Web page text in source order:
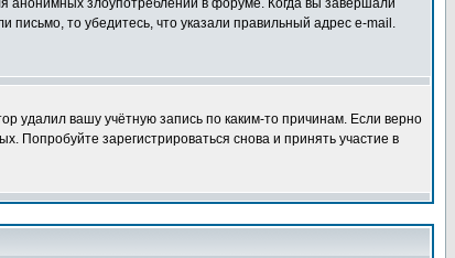
анонимных злоупотреблений в форуме. Когда вы завершали
письмо, то убедитесь, что указали правильный адрес e-mail.
удалил вашу учётную запись по каким-то причинам. Если верно
Попробуйте зарегистрироваться снова и принять участие в